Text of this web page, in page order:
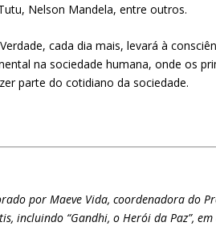
Nelson Mandela, entre outros.
cada dia mais, levará à
na sociedade humana, onde os
parte do cotidiano da sociedade.
por Maeve Vida, coordenadora do
incluindo “Gandhi, o Herói da Paz”,